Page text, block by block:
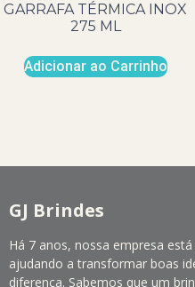
GARRAFA TÉRMICA INOX
275 ML
Adicionar ao Carrinho
GJ Brindes
Há 7 anos, nossa empresa
ajudando a transformar boas
diferença. Sabemos que um